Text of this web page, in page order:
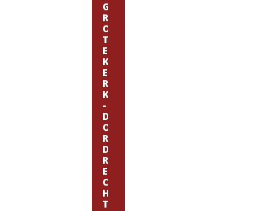
G
R
O
T
E
K
E
R
K
-
D
O
R
D
R
E
C
H
T